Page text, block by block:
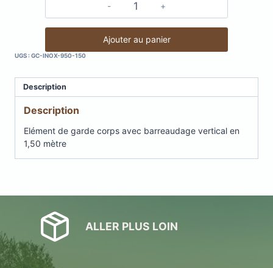
quantité
Elément
de
corps
en
Ajouter au panier
UGS :GC-INOX-950-150
Description
Description
Elément de garde corps avec barreaudage vertical en
1,50 mètre
ALLER PLUS LOIN